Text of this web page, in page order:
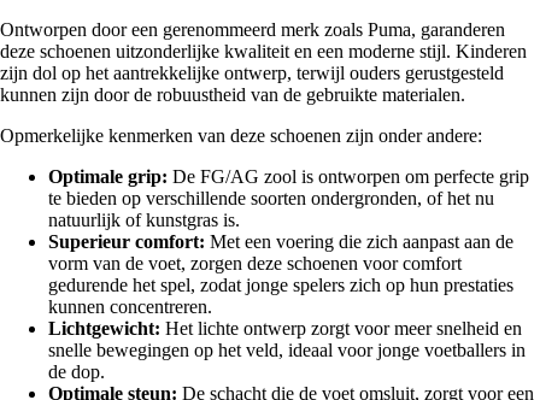
Ontworpen door een gerenommeerd merk zoals Puma, garanderen
deze schoenen uitzonderlijke kwaliteit en een moderne stijl. Kinderen
zijn dol op het aantrekkelijke ontwerp, terwijl ouders gerustgesteld
kunnen zijn door de robuustheid van de gebruikte materialen.
Opmerkelijke kenmerken van deze schoenen zijn onder andere:
Optimale grip: De FG/AG zool is ontworpen om perfecte grip
te bieden op verschillende soorten ondergronden, of het nu
natuurlijk of kunstgras is.
Superieur comfort: Met een voering die zich aanpast aan de
vorm van de voet, zorgen deze schoenen voor comfort
gedurende het spel, zodat jonge spelers zich op hun prestaties
kunnen concentreren.
Lichtgewicht: Het lichte ontwerp zorgt voor meer snelheid en
snelle bewegingen op het veld, ideaal voor jonge voetballers in
de dop.
Optimale steun: De schacht die de voet omsluit, zorgt voor een